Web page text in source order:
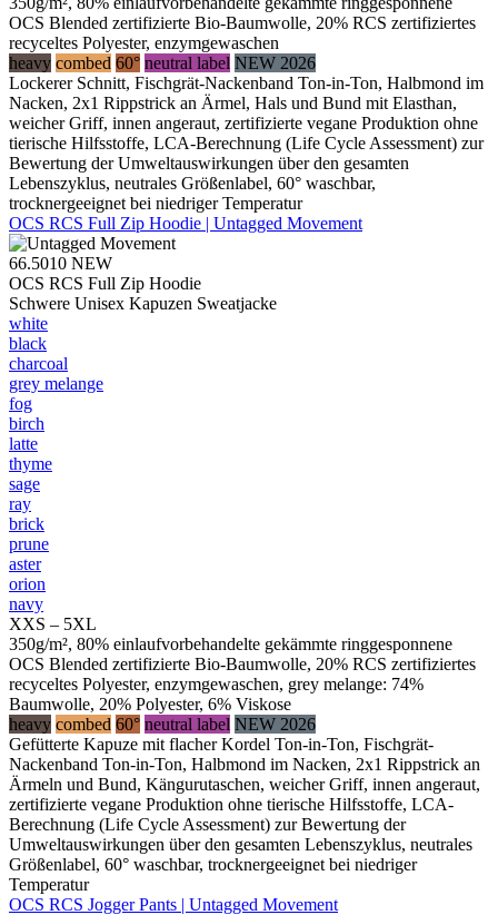
OCS Blended zertifizierte Bio-Baumwolle, 20% RCS zertifiziertes
recyceltes Polyester, enzymgewaschen
heavy combed 60° neutral label NEW 2026
Lockerer Schnitt, Fischgrät-Nackenband Ton-in-Ton, Halbmond im
Nacken, 2x1 Rippstrick an Ärmel, Hals und Bund mit Elasthan,
weicher Griff, innen angeraut, zertifizierte vegane Produktion ohne
tierische Hilfsstoffe, LCA-Berechnung (Life Cycle Assessment) zur
Bewertung der Umweltauswirkungen über den gesamten
Lebenszyklus, neutrales Größenlabel, 60° waschbar,
trocknergeeignet bei niedriger Temperatur
OCS RCS Full Zip Hoodie | Untagged Movement
66.5010 NEW
OCS RCS Full Zip Hoodie
Schwere Unisex Kapuzen Sweatjacke
white
black
charcoal
grey melange
fog
birch
latte
thyme
sage
ray
brick
prune
aster
orion
navy
XXS – 5XL
350g/m², 80% einlaufvorbehandelte gekämmte ringgesponnene
OCS Blended zertifizierte Bio-Baumwolle, 20% RCS zertifiziertes
recyceltes Polyester, enzymgewaschen, grey melange: 74%
Baumwolle, 20% Polyester, 6% Viskose
heavy combed 60° neutral label NEW 2026
Gefütterte Kapuze mit flacher Kordel Ton-in-Ton, Fischgrät-
Nackenband Ton-in-Ton, Halbmond im Nacken, 2x1 Rippstrick an
Ärmeln und Bund, Kängurutaschen, weicher Griff, innen angeraut,
zertifizierte vegane Produktion ohne tierische Hilfsstoffe, LCA-
Berechnung (Life Cycle Assessment) zur Bewertung der
Umweltauswirkungen über den gesamten Lebenszyklus, neutrales
Größenlabel, 60° waschbar, trocknergeeignet bei niedriger
Temperatur
OCS RCS Jogger Pants | Untagged Movement